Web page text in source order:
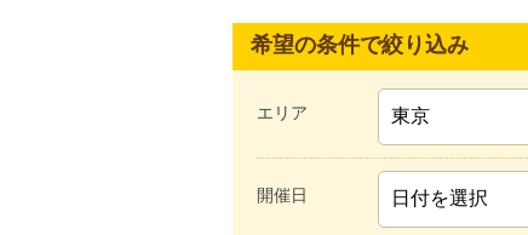
希望の条件で絞り込み
エリア
開催日